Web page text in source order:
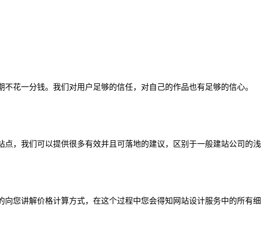
花一分钱。我们对用户足够的信任，对自己的作品也有足够的信心。
，我们可以提供很多有效并且可落地的建议，区别于一般建站公司的
您讲解价格计算方式，在这个过程中您会得知网站设计服务中的所有